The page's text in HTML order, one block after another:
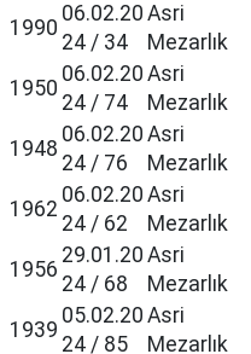
1990
06.02.20
24 / 34
Asri
Mezarlık
1950
06.02.20
24 / 74
Asri
Mezarlık
1948
06.02.20
24 / 76
Asri
Mezarlık
1962
06.02.20
24 / 62
Asri
Mezarlık
1956
29.01.20
24 / 68
Asri
Mezarlık
1939
05.02.20
24 / 85
Asri
Mezarlık